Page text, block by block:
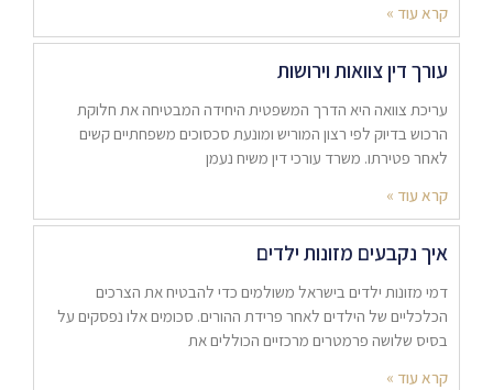
קרא עוד »
עורך דין צוואות וירושות
עריכת צוואה היא הדרך המשפטית היחידה המבטיחה את חלוקת
הרכוש בדיוק לפי רצון המוריש ומונעת סכסוכים משפחתיים קשים
לאחר פטירתו. משרד עורכי דין משיח נעמן
קרא עוד »
איך נקבעים מזונות ילדים
דמי מזונות ילדים בישראל משולמים כדי להבטיח את הצרכים
הכלכליים של הילדים לאחר פרידת ההורים. סכומים אלו נפסקים על
בסיס שלושה פרמטרים מרכזיים הכוללים את
קרא עוד »